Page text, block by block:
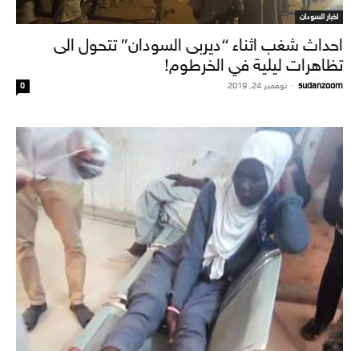
اخبار السودان
احداث شغب اثناء “ديربى السودان” تتحول الى
تظاهرات ليلية في الخرطوم!
sudanzoom
- نوفمبر 24, 2019 0